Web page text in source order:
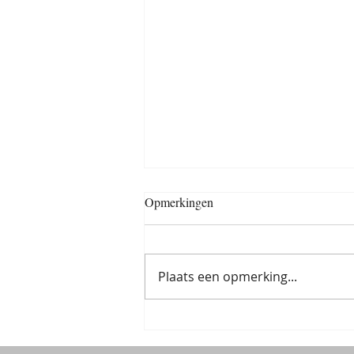
Maastricht
Opmerkingen
Plaats een opmerking...